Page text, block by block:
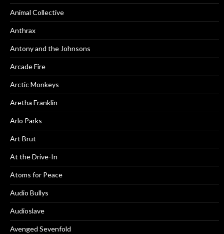
Animal Collective
Anthrax
Antony and the Johnsons
Arcade Fire
Arctic Monkeys
Aretha Franklin
Arlo Parks
Art Brut
At the Drive-In
Atoms for Peace
Audio Bullys
Audioslave
Avenged Sevenfold